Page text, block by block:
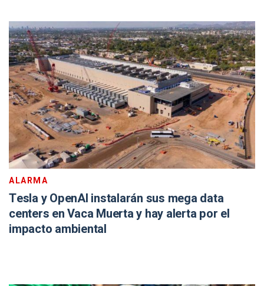
ALARMA
Tesla y OpenAI instalarán sus mega data
centers en Vaca Muerta y hay alerta por el
impacto ambiental